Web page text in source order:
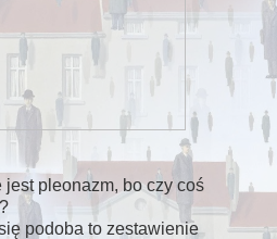
jest pleonazm, bo czy coś
podoba to zestawienie